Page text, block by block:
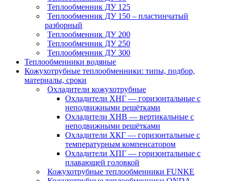
Теплообменник ДУ 125
Теплообменник ДУ 150 – пластинчатый
разборный
Теплообменник ДУ 200
Теплообменник ДУ 250
Теплообменник ДУ 300
Теплообменники водяные
Кожухотрубные теплообменники: типы, подбор,
материалы, сроки
Охладители кожухотрубные
Охладители ХНГ — горизонтальные с
неподвижными решётками
Охладители ХНВ — вертикальные с
неподвижными решётками
Охладители ХКГ — горизонтальные с
температурным компенсатором
Охладители ХПГ — горизонтальные с
плавающей головкой
Кожухотрубные теплообменники FUNKE